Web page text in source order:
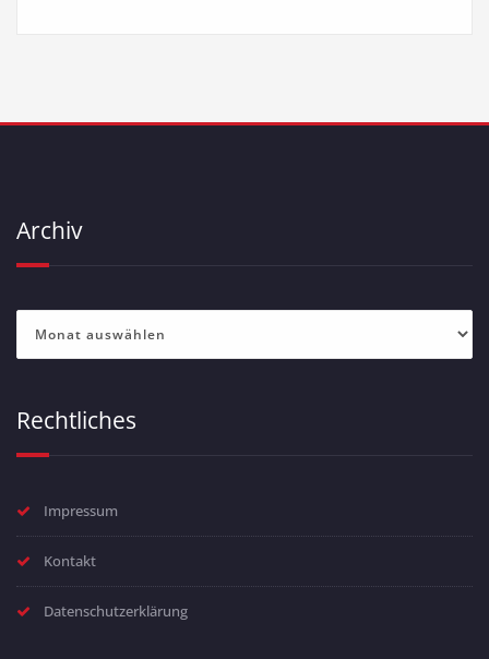
Archiv
Rechtliches
Impressum
Kontakt
Datenschutzerklärung